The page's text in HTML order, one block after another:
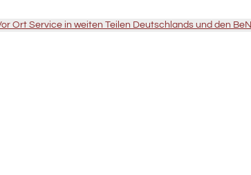
Ort Service in weiten Teilen Deutschlands und den